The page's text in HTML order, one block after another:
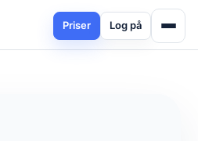
Priser Log på